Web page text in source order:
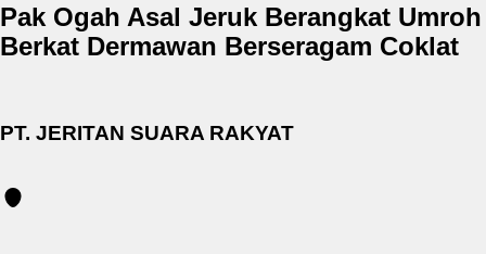
Pak Ogah Asal Jeruk Berangkat Umroh
Berkat Dermawan Berseragam Coklat
PT. JERITAN SUARA RAKYAT